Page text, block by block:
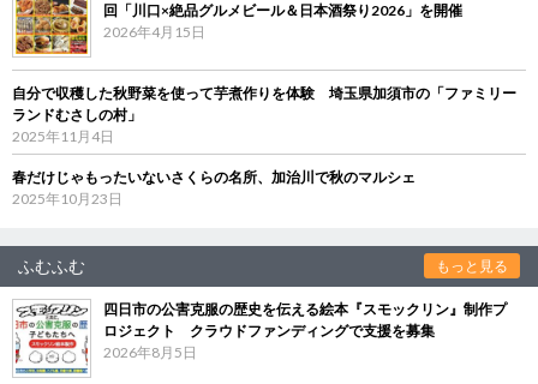
回「川口×絶品グルメビール＆日本酒祭り2026」を開催
2026年4月15日
自分で収穫した秋野菜を使って芋煮作りを体験 埼玉県加須市の「ファミリー
ランドむさしの村」
2025年11月4日
春だけじゃもったいないさくらの名所、加治川で秋のマルシェ
2025年10月23日
ふむふむ もっと見る
四日市の公害克服の歴史を伝える絵本『スモックリン』制作プ
ロジェクト クラウドファンディングで支援を募集
2026年8月5日